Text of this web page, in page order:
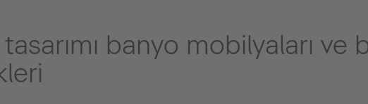
banyo mobilyaları ve